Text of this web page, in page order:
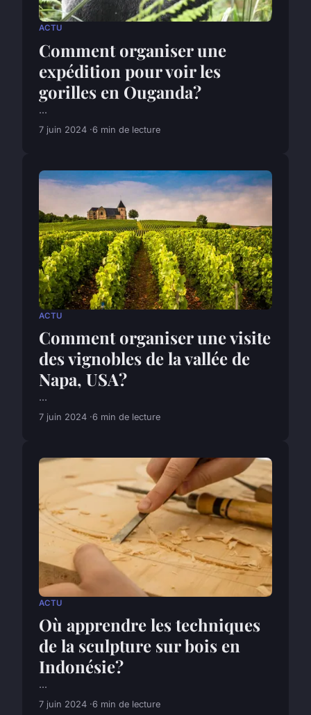
ACTU
Comment organiser une
expédition pour voir les
gorilles en Ouganda?
...
7 juin 2024 6 min de lecture
ACTU
Comment organiser une visite
des vignobles de la vallée de
Napa, USA?
...
7 juin 2024 6 min de lecture
ACTU
Où apprendre les techniques
de la sculpture sur bois en
Indonésie?
...
7 juin 2024 6 min de lecture